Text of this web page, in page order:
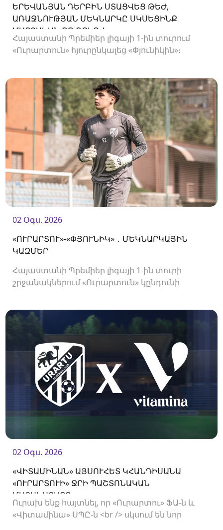
ԵՐԵՎԱՆՅԱՆ ԴԵՐԲԻՆ ՍՏԱՑՎԵՑ ԹԵԺ,
ԱՌԱՋՆՈՒԹՅԱՆ ՄԵԿՆԱՐԿԸ ՍԿՍԵՑԻՆՔ
ՄԱՐՏԱԿԱՆ ՈՉ-ՈՔԻՈՎ
Հայաստանի Պրեմիեր լիգայի 1-ին տուրում
«Ուրարտուն» հյուրընկալեց «Փյունիկին»։
02 Օգս. 2026
«ՈՒՐԱՐՏՈՒ»-«ՓՅՈՒՆԻԿ» ․ ՄԵԿՆԱՐԿԱՅԻՆ
ԿԱԶՄԵՐ
Հայաստանի Պրեմիեր լիգայի 1-ին տուրի
շրջանակներում «Ուրարտուն» կընդունի
02 Օգս. 2026
«ՎԻՏԱՄԻՆԱՆ» ԱՅՍՈՒՀԵՏ ԿՀԱՆԴԻՍԱՆԱ
«ՈՒՐԱՐՏՈՒԻ» ՋՐԻ ՊԱՇՏՈՆԱԿԱՆ
ՄԱՏԱԿԱՐԱՐԸ
Ուրախ ենք հայտնել, որ «Ուրարտու» ՖԱ-ն և
«Վիտամինա» ՍՊԸ-ն <br /> սկսում են նոր